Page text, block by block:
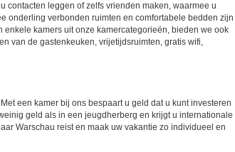
contacten leggen of zelfs vrienden maken, waarmee u
onderling verbonden ruimten en comfortabele bedden zijn
kamers uit onze kamercategorieën, bieden we ook
van de gastenkeuken, vrijetijdsruimten, gratis wifi,
een kamer bij ons bespaart u geld dat u kunt investeren
geld als in een jeugdherberg en krijgt u internationale
Warschau reist en maak uw vakantie zo individueel en